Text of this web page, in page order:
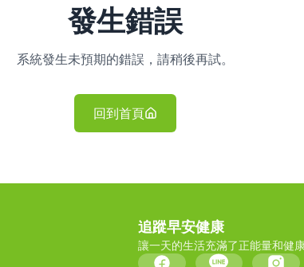
發生錯誤
系統發生未預期的錯誤，請稍後再試。
回到首頁
追蹤早安健康
讓一天的生活充滿了正能量和健